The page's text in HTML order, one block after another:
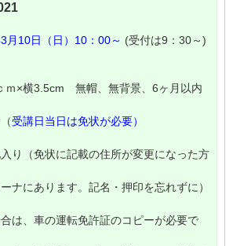
月10日（日）10：00～ (受付は9：30～)
横3.5cm 無帽、無背景、6ヶ月以内
受講日当日は免状が必要）
（免状に記載の住所が変更になった方
あります。記名・押印を忘れずに）
、車の運転免許証のコピーが必要で